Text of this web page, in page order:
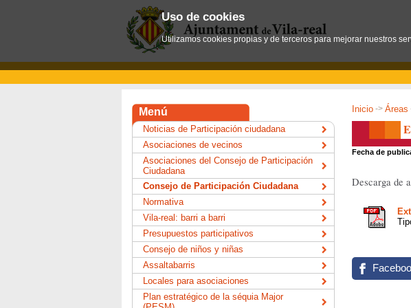
Inicio -> Áreas
Fecha de
Descarga de
Menú
Noticias de Participación ciudadana
Asociaciones de vecinos
Asociaciones del Consejo de Participación
Ciudadana
Consejo de Participación Ciudadana
Normativa
Vila-real: barri a barri
Presupuestos participativos
Consejo de niños y niñas
Assaltabarris
Locales para asociaciones
Plan estratégico de la séquia Major
Uso de cookies
Utilizamos cookies propias y de terceros para mejorar nuestros